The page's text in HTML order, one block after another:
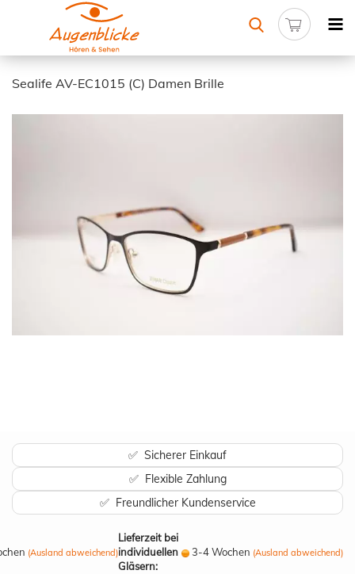
Sealife AV-EC1015 (C) Damen Brille
✅ Sicherer Einkauf
✅ Flexible Zahlung
✅ Freundlicher Kundenservice
(Ausland abweichend)
Lieferzeit bei
individuellen
Gläsern:
3-4 Wochen (Ausland abweichend)